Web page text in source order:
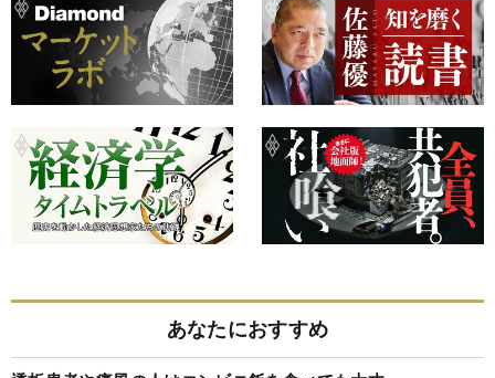
あなたにおすすめ